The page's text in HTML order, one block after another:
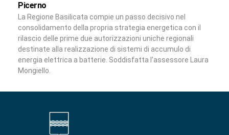
Picerno
La Regione Basilicata compie un passo decisivo nel
consolidamento della propria strategia energetica con il
rilascio delle prime due autorizzazioni uniche regionali
destinate alla realizzazione di sistemi di accumulo di
energia elettrica a batterie. Soddisfatta l’assessore Laura
Mongiello.